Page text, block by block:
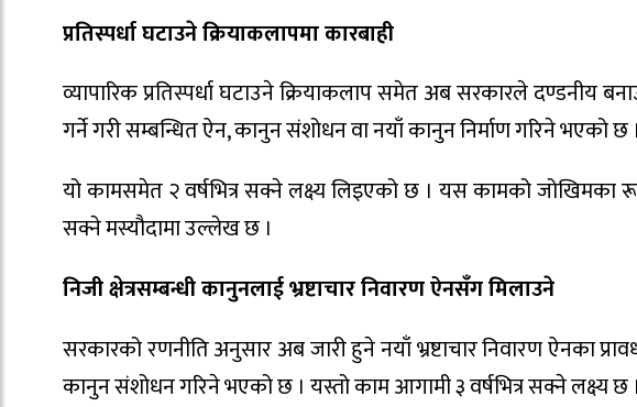
प्रतिस्पर्धा घटाउने क्रियाकलापमा कारबाही
व्यापारिक प्रतिस्पर्धा घटाउने क्रियाकलाप समेत अब सरकारले दण्डनीय
गर्ने गरी सम्बन्धित ऐन, कानुन संशोधन वा नयाँ कानुन निर्माण गरिने भएको छ ।
यो कामसमेत २ वर्षभित्र सक्ने लक्ष्य लिइएको छ । यस कामको जोखिमका
सक्ने मस्यौदामा उल्लेख छ ।
निजी क्षेत्रसम्बन्धी कानुनलाई भ्रष्टाचार निवारण ऐनसँग मिलाउने
सरकारको रणनीति अनुसार अब जारी हुने नयाँ भ्रष्टाचार निवारण ऐनका
कानुन संशोधन गरिने भएको छ । यस्तो काम आगामी ३ वर्षभित्र सक्ने लक्ष्य छ ।